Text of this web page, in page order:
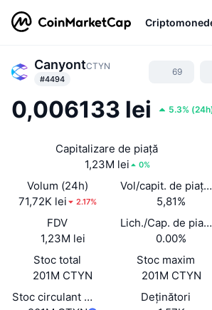
CanyontCTYN
#4494
69
0,006133 lei 5.3% (24h
Capitalizare de piață
1,23M lei
0%
Volum (24h)
71,72K lei
2.17%
Vol/capit. de piață
5,81%
FDV
1,23M lei
Lich./Cap. de piață
0.00%
Stoc total
201M CTYN
Stoc maxim
201M CTYN
Stoc circulant auto-raportatDeținători